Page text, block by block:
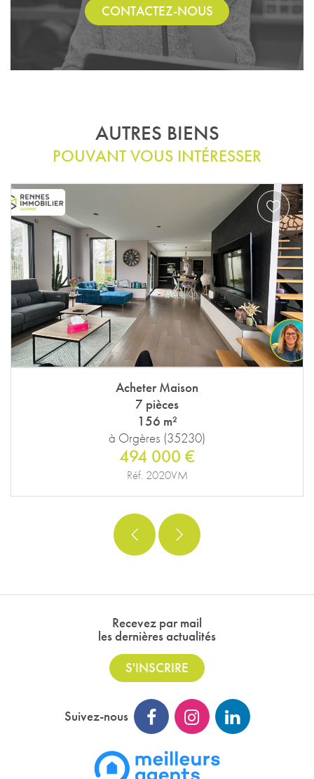
CONTACTEZ-NOUS
AUTRES BIENS
POUVANT VOUS INTÉRESSER
Acheter Maison
7 pièces
156 m²
à Orgères (35230)
494 000 €
Réf. 2020VM
Recevez par mail
les dernières actualités
S'INSCRIRE
Suivez-nous